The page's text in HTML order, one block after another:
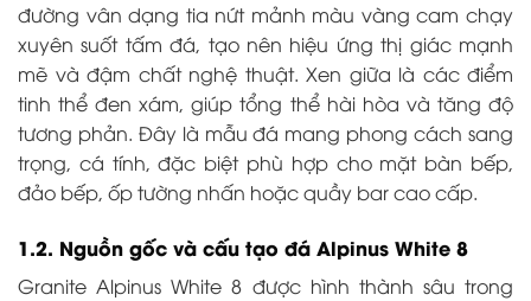
đường vân dạng tia nứt mảnh màu vàng cam chạy
xuyên suốt tấm đá, tạo nên hiệu ứng thị giác mạnh
mẽ và đậm chất nghệ thuật. Xen giữa là các điểm
tinh thể đen xám, giúp tổng thể hài hòa và tăng độ
tương phản. Đây là mẫu đá mang phong cách sang
trọng, cá tính, đặc biệt phù hợp cho mặt bàn bếp,
đảo bếp, ốp tường nhấn hoặc quầy bar cao cấp.
1.2. Nguồn gốc và cấu tạo đá Alpinus White 8
Granite Alpinus White 8 được hình thành sâu trong